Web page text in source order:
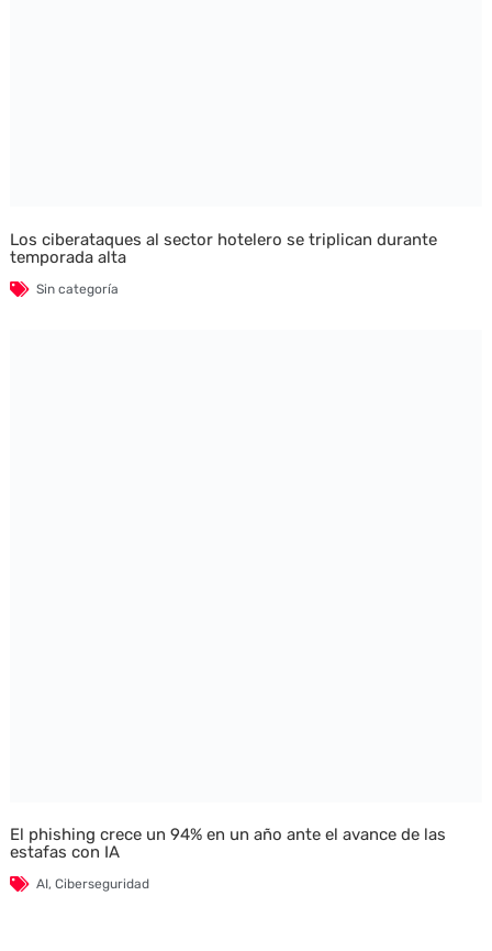
Los ciberataques al sector hotelero se triplican durante
temporada alta
Sin categoría
El phishing crece un 94% en un año ante el avance de las
estafas con IA
AI, Ciberseguridad